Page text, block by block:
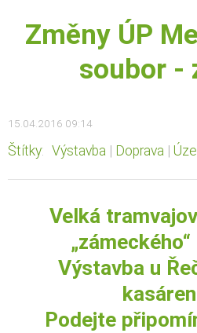
Změny ÚP
soubor -
15.04.2016 09:14
Štítky: Výstavba Doprava
Velká
Výstavba u
Podejte